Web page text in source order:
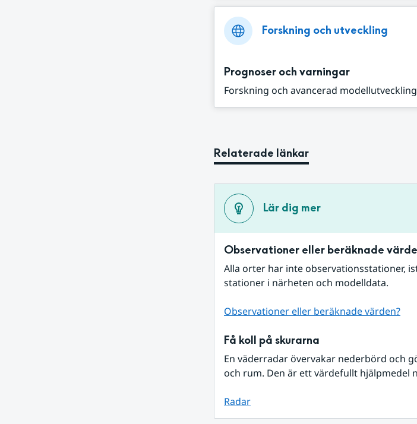
Forskning och utveckling
Prognoser och varningar
Forskning och avancerad
Relaterade länkar
Lär dig mer
Observationer eller beräknade
Alla orter har inte observationsstationer,
stationer i närheten och modelldata.
Observationer eller beräknade värden?
Få koll på skurarna
En väderradar övervakar nederbörd och
och rum. Den är ett värdefullt hjälpmedel
Radar